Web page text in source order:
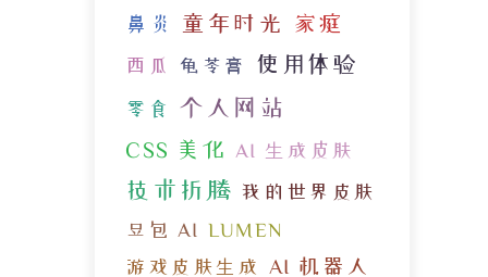
鼻炎 童年时光 家庭
西瓜 龟苓膏 使用体验
零食 个人网站
CSS 美化 AI 生成皮肤
技术折腾 我的世界皮肤
豆包 AI
LUMEN
游戏皮肤生成
AI 机器人